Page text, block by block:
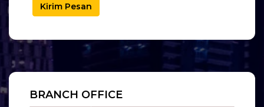
Kirim Pesan
BRANCH OFFICE